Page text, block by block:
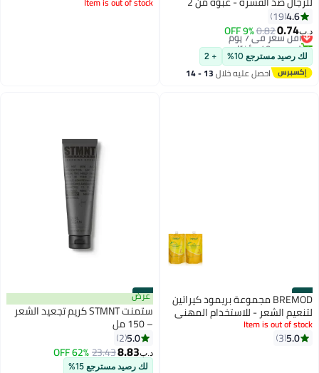
4.6
19
د.ب‏0.74
0.82
9% OFFأقل سعر في 7 يوم
تم بيع +40 مؤخرًا
أقل سعر في 7 يوم
لك رصيد مسترجع 10% + 2
احصل عليه خلال 13 - 14
Leave-In Cream, 300ml
#47 BREMOD مجموعة بريمود كيراتين
لتنعيم الشعر - للاستخدام المهني
فقط
Item is out of stock
5.0
3
#48
عرض
ستمنت STMNT كريم تجعيد الشعر
– 150 مل
5.0
2
د.ب‏8.83
23.43
62% OFF
لك رصيد مسترجع 15%